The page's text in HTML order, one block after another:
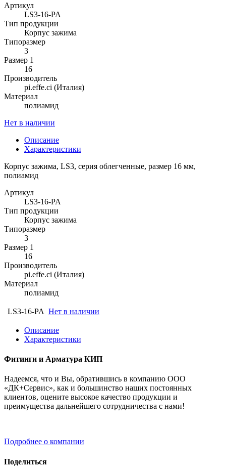
Артикул
LS3-16-PA
Тип продукции
Корпус зажима
Типоразмер
3
Размер 1
16
Производитель
pi.effe.ci (Италия)
Материал
полиамид
Нет в наличии
Описание
Характеристики
Корпус зажима, LS3, серия облегченные, размер 16 мм,
полиамид
Артикул
LS3-16-PA
Тип продукции
Корпус зажима
Типоразмер
3
Размер 1
16
Производитель
pi.effe.ci (Италия)
Материал
полиамид
LS3-16-PA Нет в наличии
Описание
Характеристики
Фитинги и Арматура КИП
Надеемся, что и Вы, обратившись в компанию ООО
«ДК+Сервис», как и большинство наших постоянных
клиентов, оцените высокое качество продукции и
преимущества дальнейшего сотрудничества с нами!
Подробнее о компании
Поделиться